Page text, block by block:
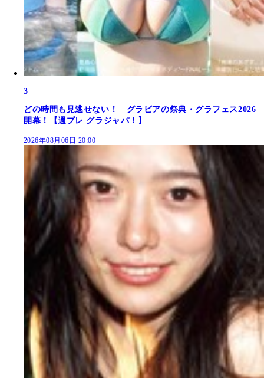
3
どの時間も見逃せない！ グラビアの祭典・グラフェス2026
開幕！【週プレ グラジャパ！】
2026年08月06日 20:00